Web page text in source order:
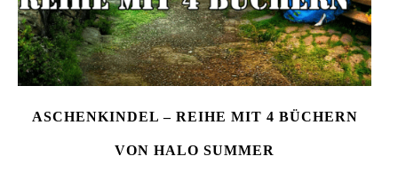
ASCHENKINDEL – REIHE MIT 4 BÜCHERN
VON HALO SUMMER